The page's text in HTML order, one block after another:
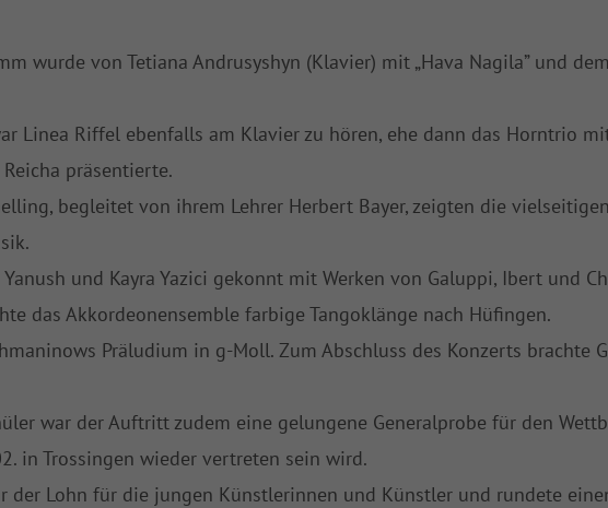
wurde von Tetiana Andrusyshyn (Klavier) mit „Hava Nagila” und
Linea Riffel ebenfalls am Klavier zu hören, ehe dann das Horntrio
präsentierte.
begleitet von ihrem Lehrer Herbert Bayer, zeigten die
und Kayra Yazici gekonnt mit Werken von Galuppi, Ibert und
das Akkordeonensemble farbige Tangoklänge nach Hüfingen.
Präludium in g-Moll. Zum Abschluss des Konzerts brachte
war der Auftritt zudem eine gelungene Generalprobe für den
in Trossingen wieder vertreten sein wird.
der Lohn für die jungen Künstlerinnen und Künstler und rundete